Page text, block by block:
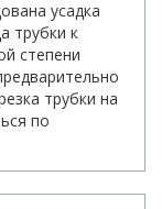
усадка
трубки к
степени
трубки на
по